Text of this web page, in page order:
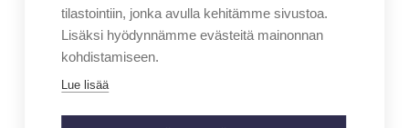
tilastointiin, jonka avulla kehitämme sivustoa.
Lisäksi hyödynnämme evästeitä mainonnan
kohdistamiseen.
Lue lisää